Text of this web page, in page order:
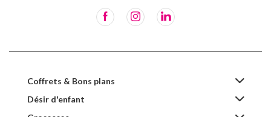
Coffrets & Bons plans
Désir d'enfant